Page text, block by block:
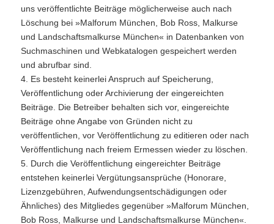
uns veröffentlichte Beiträge möglicherweise auch nach
Löschung bei »Malforum München, Bob Ross, Malkurse
und Landschaftsmalkurse München« in Datenbanken von
Suchmaschinen und Webkatalogen gespeichert werden
und abrufbar sind.
4. Es besteht keinerlei Anspruch auf Speicherung,
Veröffentlichung oder Archivierung der eingereichten
Beiträge. Die Betreiber behalten sich vor, eingereichte
Beiträge ohne Angabe von Gründen nicht zu
veröffentlichen, vor Veröffentlichung zu editieren oder nach
Veröffentlichung nach freiem Ermessen wieder zu löschen.
5. Durch die Veröffentlichung eingereichter Beiträge
entstehen keinerlei Vergütungsansprüche (Honorare,
Lizenzgebühren, Aufwendungsentschädigungen oder
Ähnliches) des Mitgliedes gegenüber »Malforum München,
Bob Ross, Malkurse und Landschaftsmalkurse München«.